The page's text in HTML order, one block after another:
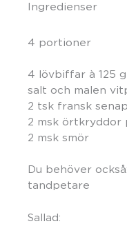
Ingredienser
4 portioner
4 lövbiffar à 125 g
salt och malen
2 tsk fransk senap
2 msk örtkryddor
2 msk smör
Du behöver också:
tandpetare
Sallad: